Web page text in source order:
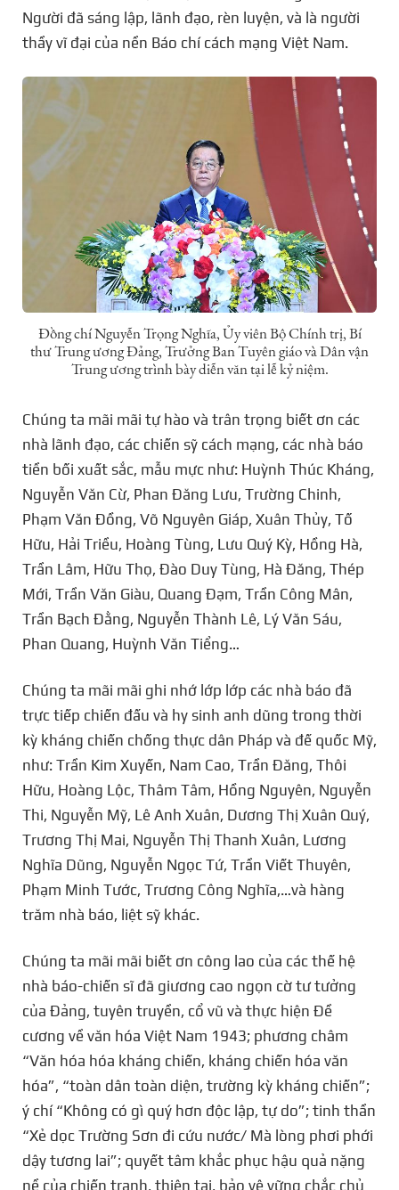
Người đã sáng lập, lãnh đạo, rèn luyện, và là người
thầy vĩ đại của nền Báo chí cách mạng Việt Nam.
Đồng chí Nguyễn Trọng Nghĩa, Ủy viên Bộ Chính trị, Bí
thư Trung ương Đảng, Trưởng Ban Tuyên giáo và Dân vận
Trung ương trình bày diễn văn tại lễ kỷ niệm.
Chúng ta mãi mãi tự hào và trân trọng biết ơn các
nhà lãnh đạo, các chiến sỹ cách mạng, các nhà báo
tiền bối xuất sắc, mẫu mực như: Huỳnh Thúc Kháng,
Nguyễn Văn Cừ, Phan Đăng Lưu, Trường Chinh,
Phạm Văn Đồng, Võ Nguyên Giáp, Xuân Thủy, Tố
Hữu, Hải Triều, Hoàng Tùng, Lưu Quý Kỳ, Hồng Hà,
Trần Lâm, Hữu Thọ, Đào Duy Tùng, Hà Đăng, Thép
Mới, Trần Văn Giàu, Quang Đạm, Trần Công Mân,
Trần Bạch Đằng, Nguyễn Thành Lê, Lý Văn Sáu,
Phan Quang, Huỳnh Văn Tiểng…
Chúng ta mãi mãi ghi nhớ lớp lớp các nhà báo đã
trực tiếp chiến đấu và hy sinh anh dũng trong thời
kỳ kháng chiến chống thực dân Pháp và đế quốc Mỹ,
như: Trần Kim Xuyến, Nam Cao, Trần Đăng, Thôi
Hữu, Hoàng Lộc, Thâm Tâm, Hồng Nguyên, Nguyễn
Thi, Nguyễn Mỹ, Lê Anh Xuân, Dương Thị Xuân Quý,
Trương Thị Mai, Nguyễn Thị Thanh Xuân, Lương
Nghĩa Dũng, Nguyễn Ngọc Tứ, Trần Viết Thuyên,
Phạm Minh Tước, Trương Công Nghĩa,…và hàng
trăm nhà báo, liệt sỹ khác.
Chúng ta mãi mãi biết ơn công lao của các thế hệ
nhà báo-chiến sĩ đã giương cao ngọn cờ tư tưởng
của Đảng, tuyên truyền, cổ vũ và thực hiện Đề
cương về văn hóa Việt Nam 1943; phương châm
“Văn hóa hóa kháng chiến, kháng chiến hóa văn
hóa”, “toàn dân toàn diện, trường kỳ kháng chiến”;
ý chí “Không có gì quý hơn độc lập, tự do”; tinh thần
“Xẻ dọc Trường Sơn đi cứu nước/ Mà lòng phơi phới
dậy tương lai”; quyết tâm khắc phục hậu quả nặng
nề của chiến tranh, thiên tai, bảo vệ vững chắc chủ